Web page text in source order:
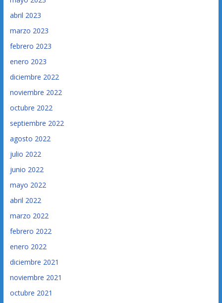
abril 2023
marzo 2023
febrero 2023
enero 2023
diciembre 2022
noviembre 2022
octubre 2022
septiembre 2022
agosto 2022
julio 2022
junio 2022
mayo 2022
abril 2022
marzo 2022
febrero 2022
enero 2022
diciembre 2021
noviembre 2021
octubre 2021